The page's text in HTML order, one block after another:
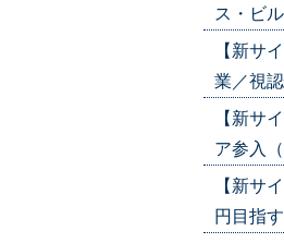
ス・ビ
【新サ
業／視
【新サ
ア参入
【新サ
円目指